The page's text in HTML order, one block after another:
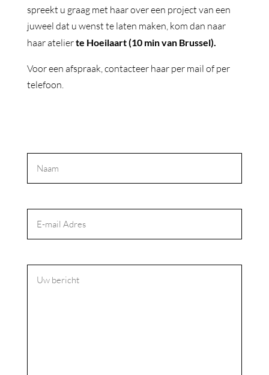
spreekt u graag met haar over een project van een
juweel dat u wenst te laten maken, kom dan naar
haar atelierte Hoeilaart (10 min van Brussel).
Voor een afspraak, contacteer haar per mail of per
telefoon.